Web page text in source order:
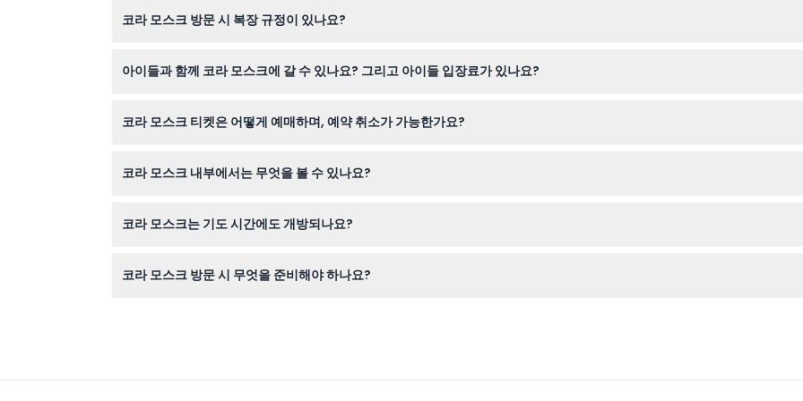
시간 동안 폐쇄되며 (변동 가능성 있음 — 예약 시 확인 바랍니다).
코라 모스크 방문 시 복장 규정이 있나요?
아이들과 함께 코라 모스크에 갈 수 있나요? 그리고 아이들 입장료가 있나요?
코라 모스크 티켓은 어떻게 예매하며, 예약 취소가 가능한가요?
코라 모스크 내부에서는 무엇을 볼 수 있나요?
코라 모스크는 기도 시간에도 개방되나요?
코라 모스크 방문 시 무엇을 준비해야 하나요?